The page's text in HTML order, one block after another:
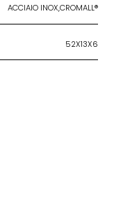
ACCIAIO INOX,CROMALL®
52X13X6